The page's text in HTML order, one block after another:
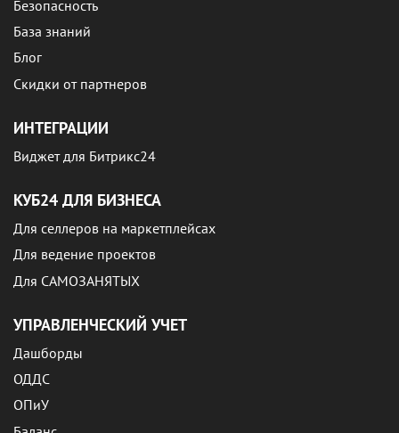
Безопасность
База знаний
Блог
Скидки от партнеров
ИНТЕГРАЦИИ
Виджет для Битрикс24
КУБ24 ДЛЯ БИЗНЕСА
Для селлеров на маркетплейсах
Для ведение проектов
Для САМОЗАНЯТЫХ
УПРАВЛЕНЧЕСКИЙ УЧЕТ
Дашборды
ОДДС
ОПиУ